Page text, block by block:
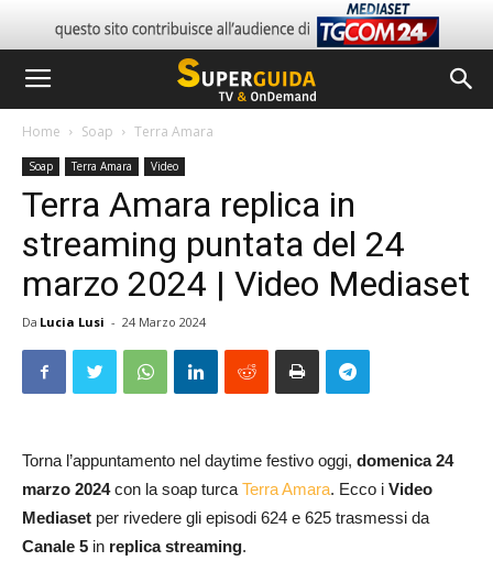
Home Soap Terra Amara
Soap Terra Amara Video
Terra Amara replica in
streaming puntata del 24
marzo 2024 | Video Mediaset
Da Lucia Lusi - 24 Marzo 2024
Torna l’appuntamento nel daytime festivo oggi, domenica 24
marzo 2024con la soap turca Terra Amara. Ecco i Video
Mediaset per rivedere gli episodi 624 e 625 trasmessi da
Canale 5 in replica streaming.